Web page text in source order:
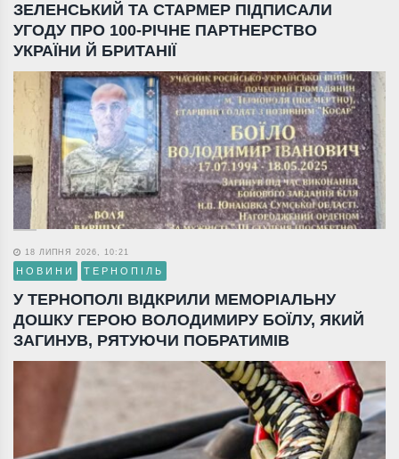
ЗЕЛЕНСЬКИЙ ТА СТАРМЕР ПІДПИСАЛИ
УГОДУ ПРО 100-РІЧНЕ ПАРТНЕРСТВО
УКРАЇНИ Й БРИТАНІЇ
18 ЛИПНЯ 2026, 10:21
НОВИНИ ТЕРНОПІЛЬ
У ТЕРНОПОЛІ ВІДКРИЛИ МЕМОРІАЛЬНУ
ДОШКУ ГЕРОЮ ВОЛОДИМИРУ БОЇЛУ, ЯКИЙ
ЗАГИНУВ, РЯТУЮЧИ ПОБРАТИМІВ